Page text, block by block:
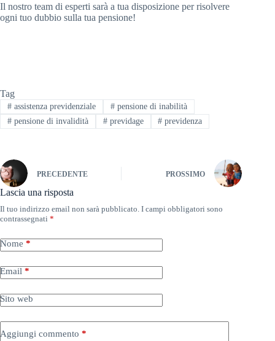
Il nostro team di esperti sarà a tua disposizione per risolvere
ogni tuo dubbio sulla tua pensione!
Tag
#assistenza previdenziale #pensione di inabilità
#pensione di invalidità #previdage # previdenza
PRECEDENTE PROSSIMO
Lascia una risposta
Il tuo indirizzo email non sarà pubblicato. I campi obbligatori sono
contrassegnati *
Nome *
Email *
Sito web
Aggiungi commento *